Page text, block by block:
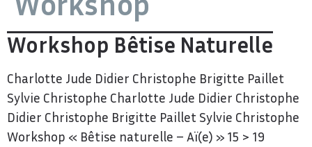
Workshop Bêtise Naturelle
Charlotte Jude Didier Christophe Brigitte Paillet
Sylvie Christophe Charlotte Jude Didier Christophe
Didier Christophe Brigitte Paillet Sylvie Christophe
Workshop « Bêtise naturelle – Aï(e) » 15 > 19